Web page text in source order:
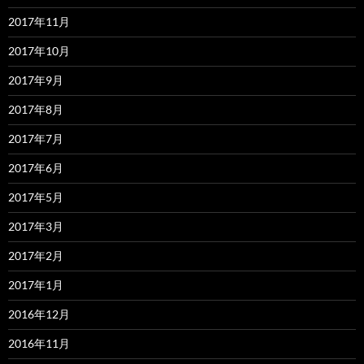
2017年11月
2017年10月
2017年9月
2017年8月
2017年7月
2017年6月
2017年5月
2017年3月
2017年2月
2017年1月
2016年12月
2016年11月